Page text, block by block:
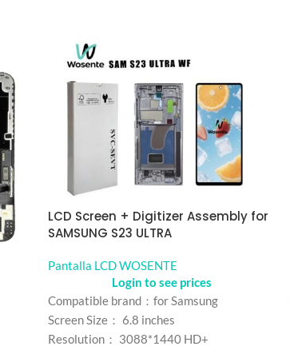
LCD Screen + Digitizer Assembly for
SAMSUNG S23 ULTRA
Pantalla LCD WOSENTE
Login to see prices
Compatible brand：for Samsung
Screen Size： 6.8 inches
Resolution： 3088*1440 HD+